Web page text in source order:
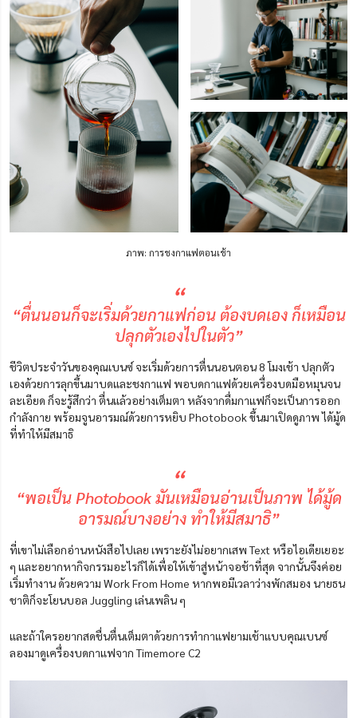
ภาพ: การชงกาแฟตอนเช้า
“
“ตื่นนอนก็จะเริ่มด้วยกาแฟก่อน ต้องบดเอง ก็เหมือน
ปลุกตัวเองไปในตัว”
ชีวิตประจำวันของคุณเบนซ์ จะเริ่มด้วยการตื่นนอนตอน 8 โมงเช้า ปลุกตัว
เองด้วยการลุกขึ้นมาบดและชงกาแฟ พอบดกาแฟด้วยเครื่องบดมือหมุนจน
ละเอียด ก็จะรู้สึกว่า ตื่นแล้วอย่างเต็มตา หลังจากดื่มกาแฟก็จะเป็นการออก
กำลังกาย พร้อมจูนอารมณ์ด้วยการหยิบ Photobook ขึ้นมาเปิดดูภาพ ได้มู้ด
ที่ทำให้มีสมาธิ
“
“พอเป็น Photobook มันเหมือนอ่านเป็นภาพ ได้มู้ด
อารมณ์บางอย่าง ทำให้มีสมาธิ”
ที่เขาไม่เลือกอ่านหนังสือไปเลย เพราะยังไม่อยากเสพ Text หรือไอเดียเยอะ
ๆ และอยากหากิจกรรมอะไรก็ได้เพื่อให้เข้าสู่หน้าจอช้าที่สุด จากนั้นจึงค่อย
เริ่มทำงาน ด้วยความ Work From Home หากพอมีเวลาว่างพักสมอง นายธน
ชาติก็จะโยนบอล Juggling เล่นเพลิน ๆ
และถ้าใครอยากสดชื่นตื่นเต็มตาด้วยการทำกาแฟยามเช้าแบบคุณเบนซ์
ลองมาดูเครื่องบดกาแฟจาก Timemore C2